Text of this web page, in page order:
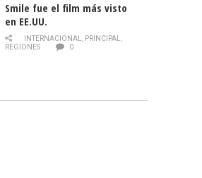
Smile fue el film más visto
en EE.UU.
INTERNACIONAL, PRINCIPAL,
REGIONES
0